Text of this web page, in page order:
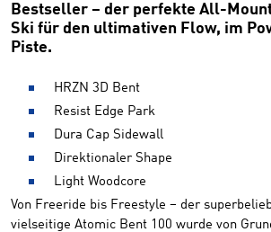
Bestseller – der perfekte All-
Ski für den ultimativen Flow, im
Piste.
HRZN 3D Bent
Resist Edge Park
Dura Cap Sidewall
Direktionaler Shape
Light Woodcore
Von Freeride bis Freestyle – der
vielseitige Atomic Bent 100 wurde von